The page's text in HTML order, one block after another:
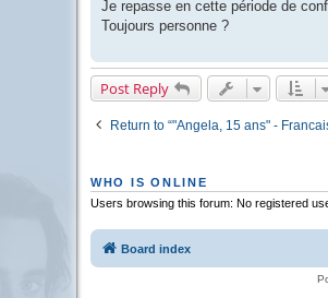
t
Je repasse en cette période de
Toujours personne ?
Post Reply
Return to “"Angela, 15 ans" -
WHO IS ONLINE
Users browsing this forum: No registered
Board index